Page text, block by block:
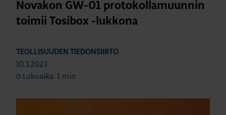
Novakon GW-01 protokollamuunnin
toimii Tosibox -lukkona
TEOLLISUUDEN TIEDONSIIRTO
10.3.2023
Lukuaika: 1 min